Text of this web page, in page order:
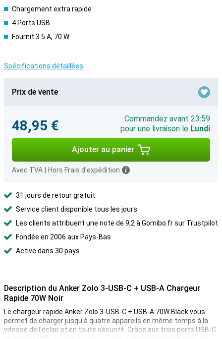
Chargement extra rapide
4 Ports USB
Fournit 3.5 A, 70 W
Spécifications détaillées
Prix de vente
48,95 €
Commandez avant 23:59
pour une livraison le Lundi
Ajouter au panier
Avec TVA Hors Frais d'expédition
31 jours de retour gratuit
Service client disponible tous les jours
Les clients attribuent une note de 9,2 à Gomibo.fr sur Trustpilot
Fondée en 2006 aux Pays-Bas
Active dans 30 pays
Description du Anker Zolo 3-USB-C + USB-A Chargeur
Rapide 70W Noir
Le chargeur rapide Anker Zolo 3-USB-C + USB-A 70W Black vous
permet de charger jusqu'à quatre appareils en même temps à la
vitesse de l'éclair et en toute sécurité. Grâce aux trois ports USB-C